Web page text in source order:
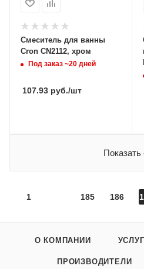
Смеситель для ванны
Cron CN2112, хром
Под заказ ~20 дней
107.93 руб./шт
1 185 186
О КОМПАНИИ
ПРОИЗВОДИТЕЛИ